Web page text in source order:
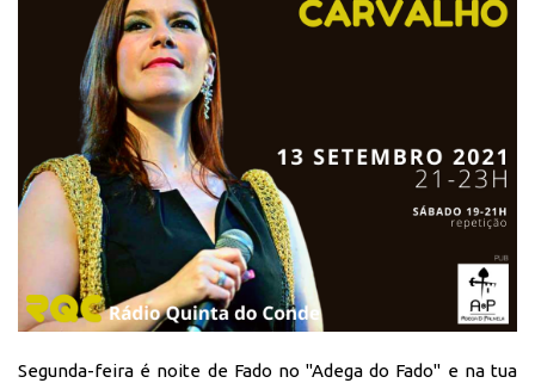
Segunda-feira é noite de Fado no "Adega do Fado" e na tua